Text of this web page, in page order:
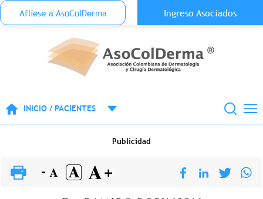
Pasar al contenido principal
Menu Top Anónimo
Aflíese a AsoColDerma Ingreso Asociados
INICIO / PACIENTES
Publicidad